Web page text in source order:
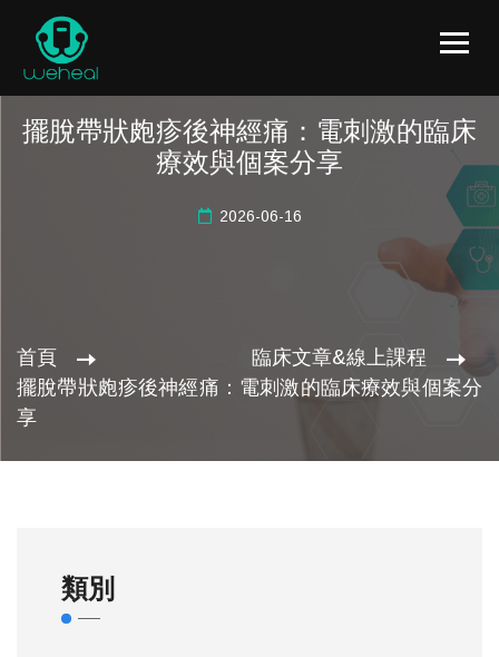
擺脫帶狀皰疹後神經痛：電刺激的臨床
療效與個案分享
2026-06-16
首頁
臨床文章&線上課程
擺脫帶狀皰疹後神經痛：電刺激的臨床療效與個案分
享
類別